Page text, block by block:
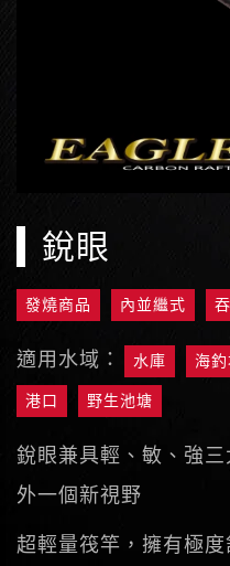
銳眼
發燒商品 內並繼式
適用水域： 水庫 海釣
港口 野生池塘
銳眼兼具輕、敏、強
外一個新視野
超輕量筏竿，擁有極